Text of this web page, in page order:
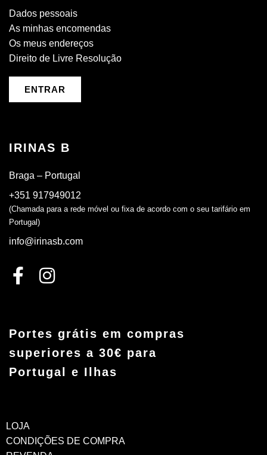
Dados pessoais
As minhas encomendas
Os meus endereços
Direito de Livre Resolução
ENTRAR
IRINAS B
Braga – Portugal
+351 917949012
(Chamada para a rede móvel ou fixa de acordo com o seu tarifário em
Portugal)
info@irinasb.com
Portes grátis em compras
superiores a 30€ para
Portugal e Ilhas
LOJA
CONDIÇÕES DE COMPRA